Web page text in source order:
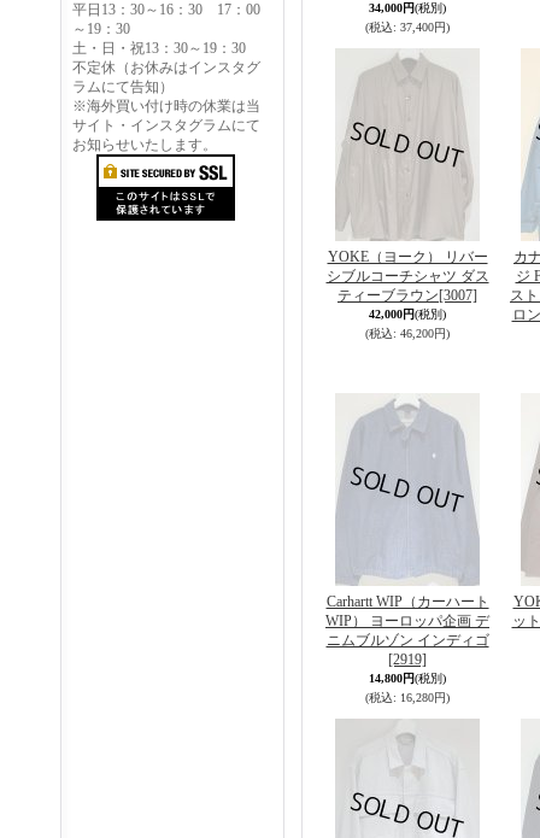
平日13：30～16：30 17：00
～19：30
土・日・祝13：30～19：30
不定休（お休みはインスタグ
ラムにて告知）
※海外買い付け時の休業は当
サイト・インスタグラムにて
お知らせいたします。
34,000円(税別)
(税込: 37,400円)
YOKE（ヨーク） リバー
シブルコーチシャツ ダス
ティーブラウン[3007]
42,000円(税別)
(税込: 46,200円)
カ
ジ
ス
ロ
Carhartt WIP（カーハート
WIP） ヨーロッパ企画 デ
ニムブルゾン インディゴ
[2919]
14,800円(税別)
(税込: 16,280円)
ッ